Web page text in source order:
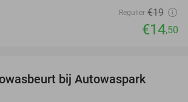
Regulier €19
€14,50
bij Autowaspark